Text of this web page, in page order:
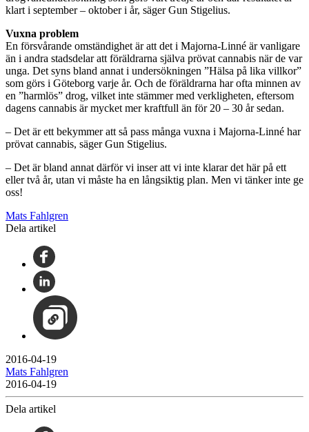
klart i september – oktober i år, säger Gun Stigelius.
Vuxna problem
En försvårande omständighet är att det i Majorna-Linné är vanligare
än i andra stadsdelar att föräldrarna själva prövat cannabis när de var
unga. Det syns bland annat i undersökningen ”Hälsa på lika villkor”
som görs i Göteborg varje år. Och de föräldrarna har ofta minnen av
en ”harmlös” drog, vilket inte stämmer med verkligheten, eftersom
dagens cannabis är mycket mer kraftfull än för 20 – 30 år sedan.
– Det är ett bekymmer att så pass många vuxna i Majorna-Linné har
prövat cannabis, säger Gun Stigelius.
– Det är bland annat därför vi inser att vi inte klarar det här på ett
eller två år, utan vi måste ha en långsiktig plan. Men vi tänker inte ge
oss!
Mats Fahlgren
Dela artikel
2016-04-19
Mats Fahlgren
2016-04-19
Dela artikel